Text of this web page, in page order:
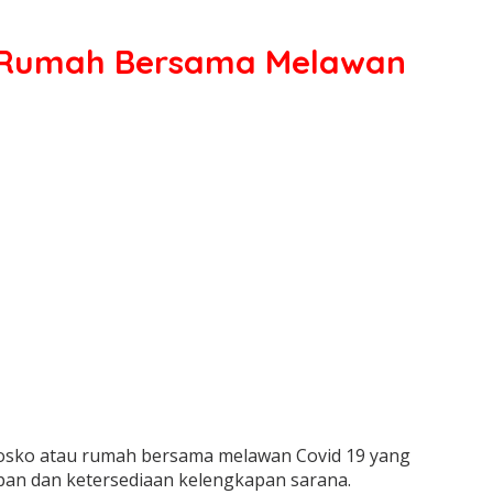
Bersama Melawan
atau rumah bersama melawan Covid 19 yang
dan ketersediaan kelengkapan sarana.